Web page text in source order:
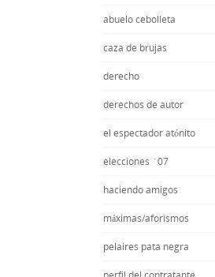
abuelo cebolleta
caza de brujas
derecho
derechos de autor
el espectador atónito
elecciones ´07
haciendo amigos
máximas/aforismos
pelaires pata negra